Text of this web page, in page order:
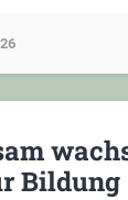
Bildung